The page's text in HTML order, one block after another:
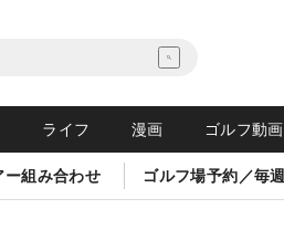
ライフ 漫画 ゴルフ動画
ー組み合わせ ゴルフ場予約／毎